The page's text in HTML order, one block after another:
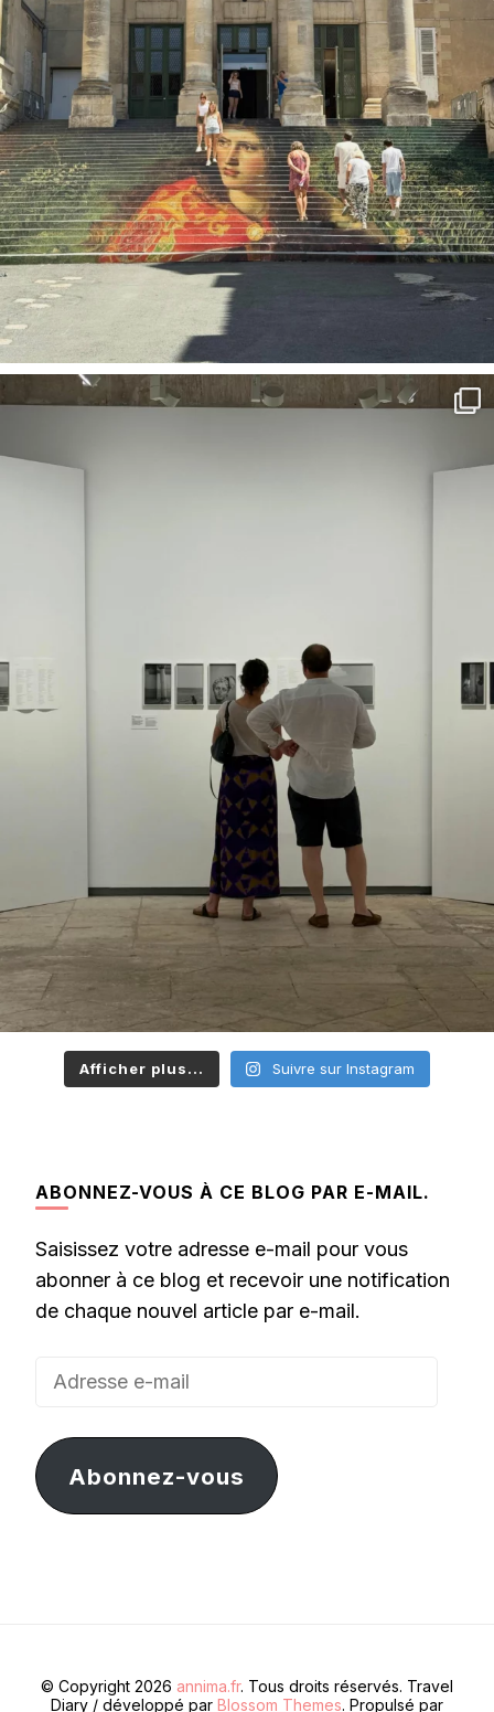
Afficher plus... Suivre sur Instagram
ABONNEZ-VOUS À CE BLOG PAR E-MAIL.
Saisissez votre adresse e-mail pour vous
abonner à ce blog et recevoir une notification
de chaque nouvel article par e-mail.
Adresse
mail
Abonnez-vous
© Copyright 2026 annima.fr. Tous droits réservés. Travel
Diary / développé par Blossom Themes. Propulsé par